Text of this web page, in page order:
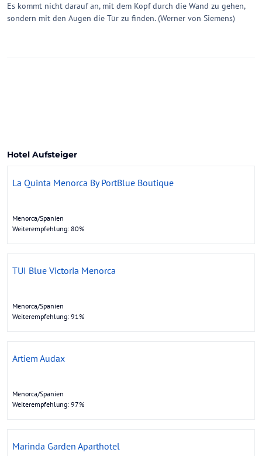
Es kommt nicht darauf an, mit dem Kopf durch die Wand zu gehen,
sondern mit den Augen die Tür zu finden. (Werner von Siemens)
Hotel Aufsteiger
La Quinta Menorca By PortBlue Boutique
Menorca/Spanien
Weiterempfehlung: 80%
TUI Blue Victoria Menorca
Menorca/Spanien
Weiterempfehlung: 91%
Artiem Audax
Menorca/Spanien
Weiterempfehlung: 97%
Marinda Garden Aparthotel